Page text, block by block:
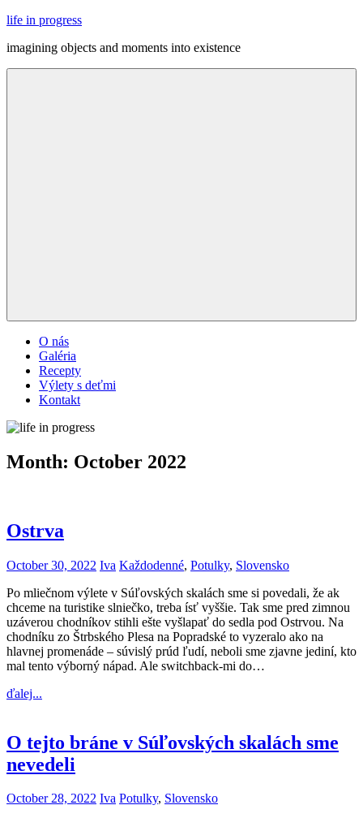
Skip
content
life in progress
imagining objects and moments into existence
O nás
Galéria
Recepty
Výlety s deťmi
Kontakt
Month: October 2022
Ostrva
October 30, 2022 Iva Každodenné, Potulky, Slovensko
Po mliečnom výlete v Súľovských skalách sme si povedali, že ak
chceme na turistike slniečko, treba ísť vyššie. Tak sme pred zimnou
uzáverou chodníkov stihli ešte vyšlapať do sedla pod Ostrvou. Na
chodníku zo Štrbského Plesa na Popradské to vyzeralo ako na
hlavnej promenáde – súvislý prúd ľudí, neboli sme zjavne jediní, kto
mal tento výborný nápad. Ale switchback-mi do…
ďalej...
O tejto bráne v Súľovských skalách sme
nevedeli
October 28, 2022 Iva Potulky, Slovensko